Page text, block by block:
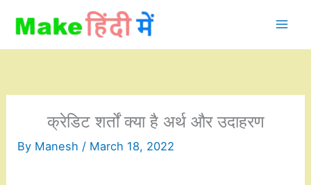
content
क्रेडिट शर्तों क्या है अर्थ और उदाहरण
By Manesh / March 18, 2022